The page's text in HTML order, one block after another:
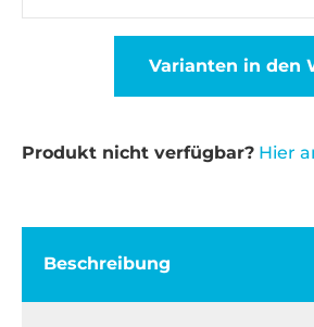
Varianten in den
Produkt nicht verfügbar? Hier
Beschreibung